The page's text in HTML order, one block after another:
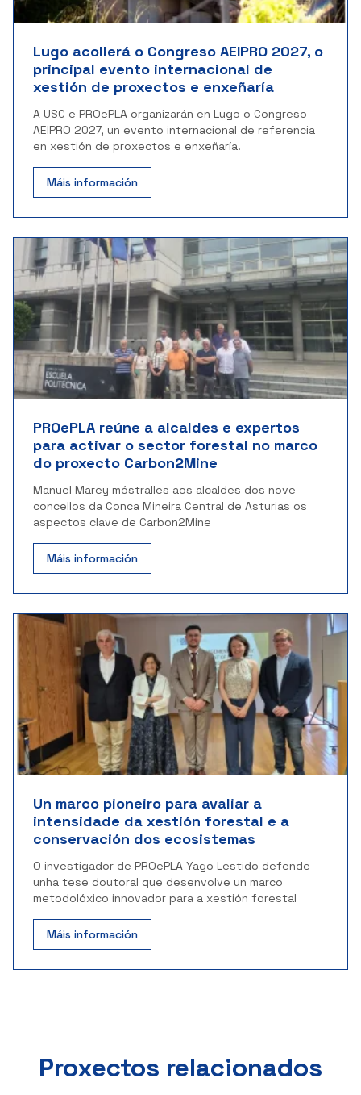
Lugo acollerá o Congreso AEIPRO 2027, o
principal evento internacional de
xestión de proxectos e enxeñaría
A USC e PROePLA organizarán en Lugo o Congreso
AEIPRO 2027, un evento internacional de referencia
en xestión de proxectos e enxeñaría.
Máis información
PROePLA reúne a alcaldes e expertos
para activar o sector forestal no marco
do proxecto Carbon2Mine
Manuel Marey móstralles aos alcaldes dos nove
concellos da Conca Mineira Central de Asturias os
aspectos clave de Carbon2Mine
Máis información
Un marco pioneiro para avaliar a
intensidade da xestión forestal e a
conservación dos ecosistemas
O investigador de PROePLA Yago Lestido defende
unha tese doutoral que desenvolve un marco
metodolóxico innovador para a xestión forestal
Máis información
Proxectos relacionados